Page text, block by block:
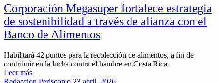
Corporación Megasuper fortalece estrategia
de sostenibilidad a través de alianza con el
Banco de Alimentos
Habilitará 42 puntos para la recolección de alimentos, a fin de
contribuir en la lucha contra el hambre en Costa Rica.
Leer más
Redaccion Periscopio 23 abril, 2026